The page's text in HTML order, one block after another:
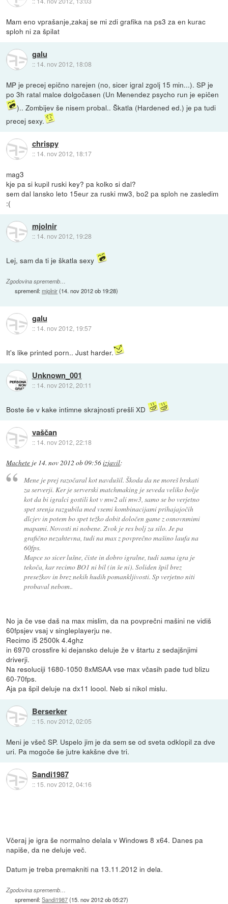
Mam eno vprašanje,zakaj se mi zdi grafika na ps3 za en kurac
sploh ni za špilat
galu
:: 14. nov 2012, 18:08
MP je precej epično narejen (no, sicer igral zgolj 15 min...). SP je
po 3h ratal malce dolgočasen (Un Menendez psycho run je epičen
).. Zombijev še nisem probal.. Škatla (Hardened ed.) je pa tudi
precej sexy.
chrispy
:: 14. nov 2012, 18:17
mag3
kje pa si kupil ruski key? pa kolko si dal?
sem dal lansko leto 15eur za ruski mw3, bo2 pa sploh ne zasledim
:(
mjolnir
:: 14. nov 2012, 19:28
Lej, sam da ti je škatla sexy
Zgodovina sprememb…
spremenil:mjolnir(14. nov 2012 ob 19:28)
galu
:: 14. nov 2012, 19:57
It's like printed porn.. Just harder.
Unknown_001
:: 14. nov 2012, 20:11
Boste še v kake intimne skrajnosti prešli XD
vaščan
:: 14. nov 2012, 22:18
Machete je 14. nov 2012 ob 09:56izjavil:
Mene je prej razočaral kot navdušil. Škoda da ne moreš brskati
za serverji. Ker je serverski matchmaking je seveda veliko bolje
kot da bi igralci gostili kot v mw2 ali mw3, samo se bo verjetno
spet srenja razgubila med vsemi kombinacijami prihajajočih
dlcjev in potem bo spet težko dobit določen game z osnovnmimi
mapami. Novosti ni nobene. Zvok je res bolj za silo. Je pa
grafično nezahtevna, tudi na max z povprečno mašino laufa na
60fps.
Mapce so sicer lušne, čiste in dobro igralne, tudi sama igra je
tekoča, kar recimo BO1 ni bil (in še ni). Soliden špil brez
presežkov in brez nekih hudih pomankljivosti. Sp verjetno niti
probaval nebom..
No ja če vse daš na max mislim, da na povprečni mašini ne vidiš
60fpsjev vsaj v singleplayerju ne.
Recimo i5 2500k 4.4ghz
in 6970 crossfire ki dejansko deluje že v štartu z sedajšnjimi
driverji.
Na resoluciji 1680-1050 8xMSAA vse max včasih pade tud blizu
60-70fps.
Aja pa špil deluje na dx11 loool. Neb si nikol mislu.
Berserker
:: 15. nov 2012, 02:05
Meni je všeč SP. Uspelo jim je da sem se od sveta odklopil za dve
uri. Pa mogoče še jutre kakšne dve tri.
Sandi1987
:: 15. nov 2012, 04:16
Včeraj je igra še normalno delala v Windows 8 x64. Danes pa
napiše, da ne deluje več.
Datum je treba premakniti na 13.11.2012 in dela.
Zgodovina sprememb…
spremenil:Sandi1987(15. nov 2012 ob 05:27)